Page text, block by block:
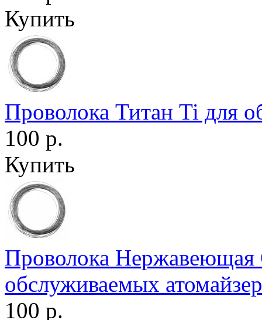
Купить
Проволока Титан Ti для
100 р.
Купить
Проволока Нержавеющая
обслуживаемых
100 р.